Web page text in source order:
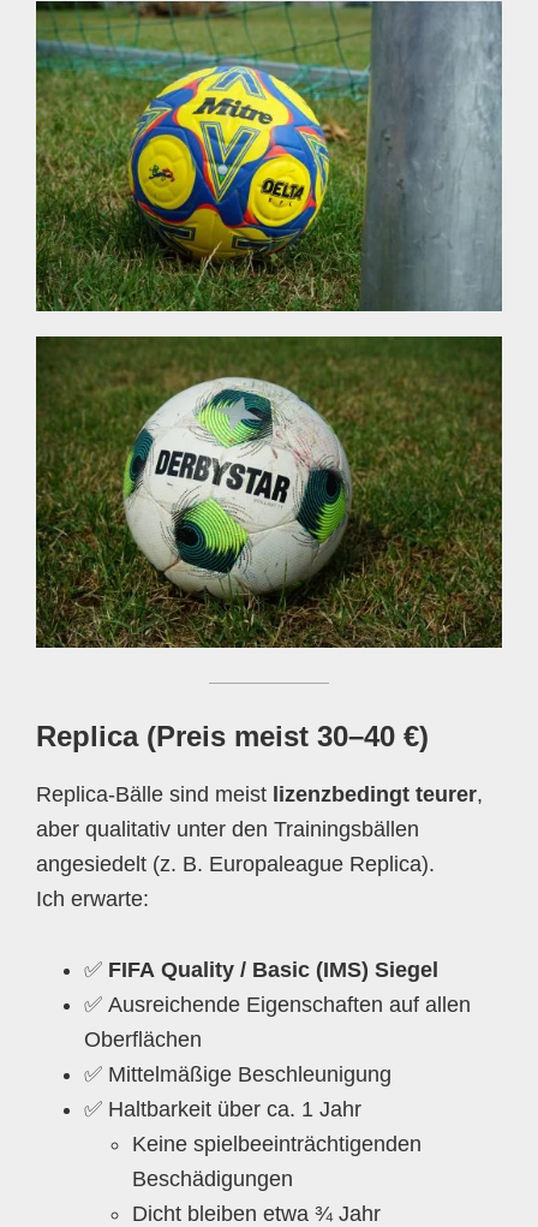
Replica (Preis meist 30–40 €)
Replica-Bälle sind meist lizenzbedingt teurer,
aber qualitativ unter den Trainingsbällen
angesiedelt (z. B. Europaleague Replica).
Ich erwarte:
✅ FIFA Quality / Basic (IMS) Siegel
✅ Ausreichende Eigenschaften auf allen
Oberflächen
✅ Mittelmäßige Beschleunigung
✅ Haltbarkeit über ca. 1 Jahr
Keine spielbeeinträchtigenden
Beschädigungen
Dicht bleiben etwa ¾ Jahr